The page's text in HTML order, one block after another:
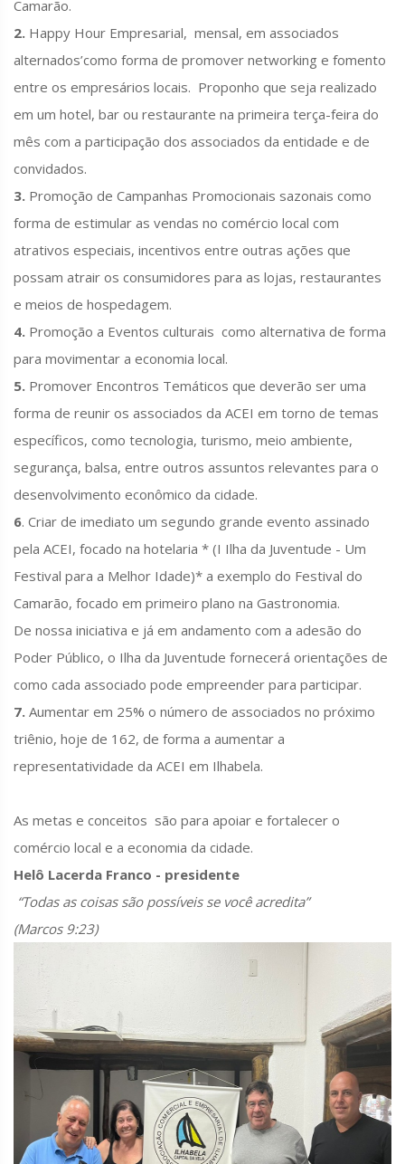
Camarão.
2. Happy Hour Empresarial, mensal, em associados
alternados’como forma de promover networking e fomento
entre os empresários locais. Proponho que seja realizado
em um hotel, bar ou restaurante na primeira terça-feira do
mês com a participação dos associados da entidade e de
convidados.
3. Promoção de Campanhas Promocionais sazonais como
forma de estimular as vendas no comércio local com
atrativos especiais, incentivos entre outras ações que
possam atrair os consumidores para as lojas, restaurantes
e meios de hospedagem.
4. Promoção a Eventos culturais como alternativa de forma
para movimentar a economia local.
5. Promover Encontros Temáticos que deverão ser uma
forma de reunir os associados da ACEI em torno de temas
específicos, como tecnologia, turismo, meio ambiente,
segurança, balsa, entre outros assuntos relevantes para o
desenvolvimento econômico da cidade.
6. Criar de imediato um segundo grande evento assinado
pela ACEI, focado na hotelaria * (I Ilha da Juventude - Um
Festival para a Melhor Idade)* a exemplo do Festival do
Camarão, focado em primeiro plano na Gastronomia.
De nossa iniciativa e já em andamento com a adesão do
Poder Público, o Ilha da Juventude fornecerá orientações de
como cada associado pode empreender para participar.
7. Aumentar em 25% o número de associados no próximo
triênio, hoje de 162, de forma a aumentar a
representatividade da ACEI em Ilhabela.
As metas e conceitos são para apoiar e fortalecer o
comércio local e a economia da cidade.
Helô Lacerda Franco - presidente
“Todas as coisas são possíveis se você acredita”
(Marcos 9:23)